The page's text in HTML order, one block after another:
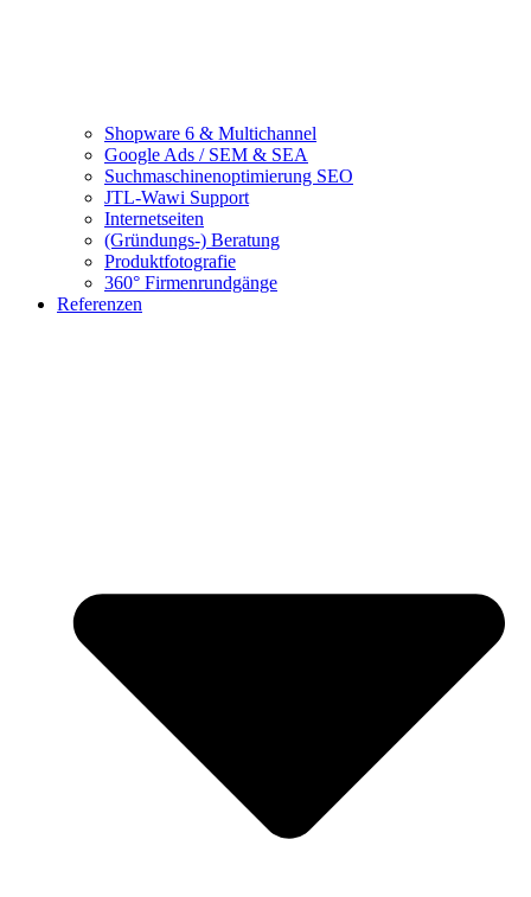
Shopware 6 & Multichannel
Google Ads / SEM & SEA
Suchmaschinenoptimierung SEO
JTL-Wawi Support
Internetseiten
(Gründungs-) Beratung
Produktfotografie
360° Firmenrundgänge
Referenzen